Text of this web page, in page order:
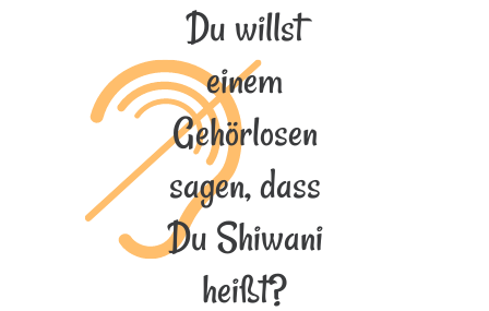
Du willst
einem
Gehörlosen
sagen, dass
Du Shiwani
heißt?